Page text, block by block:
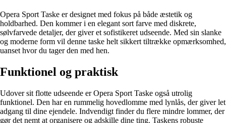
Opera Sport Taske er designet med fokus på både æstetik og
holdbarhed. Den kommer i en elegant sort farve med diskrete,
sølvfarvede detaljer, der giver et sofistikeret udseende. Med sin slanke
og moderne form vil denne taske helt sikkert tiltrække opmærksomhed,
uanset hvor du tager den med hen.
Funktionel og praktisk
Udover sit flotte udseende er Opera Sport Taske også utrolig
funktionel. Den har en rummelig hovedlomme med lynlås, der giver let
adgang til dine ejendele. Indvendigt finder du flere mindre lommer, der
gør det nemt at organisere og adskille dine ting. Taskens robuste